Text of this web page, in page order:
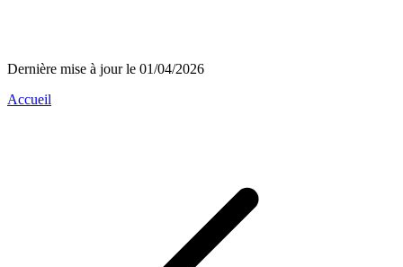
Dernière mise à jour le 01/04/2026
Accueil